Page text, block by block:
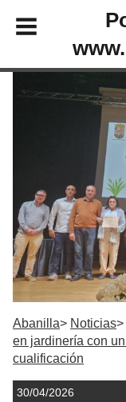
Abanilla Noticias
en jardinería con
cualificación
30/04/2026